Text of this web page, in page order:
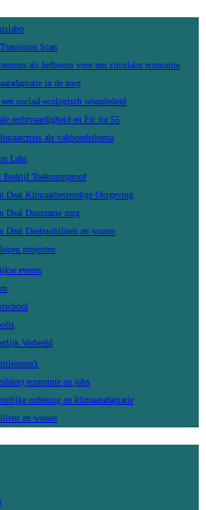
Scan
als hefboom voor een circulaire economie
in de zorg
een sociaal-ecologisch woonbeleid
rechtvaardigheid en Fit for 55
als vakbondsthema
Labs
Toekomstproof
Deal Klimaatbestendige Omgeving
Deal Duurzame zorg
Deal Deelmobiliteit en wonen
projecten
events
Verbeeld
economie en jobs
ordening en klimaatadaptatie
en wonen